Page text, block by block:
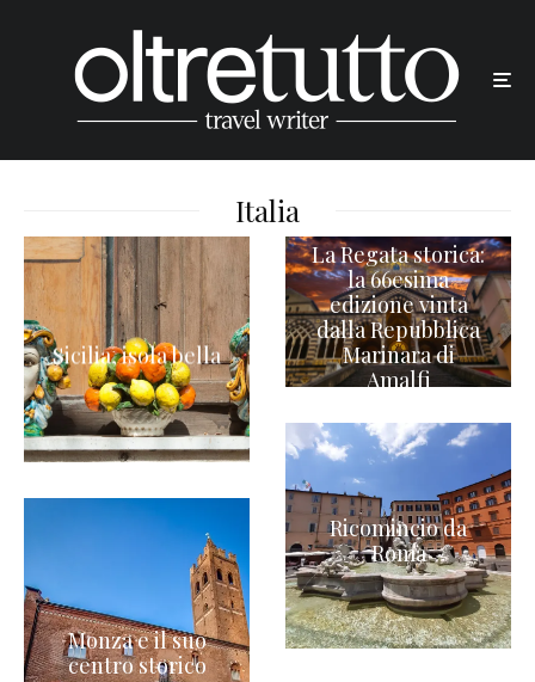
Italia
Sicilia, isola bella
Monza e il suo
centro storico
La Regata storica:
la 66esima
edizione vinta
dalla Repubblica
Marinara di
Amalfi
Ricomincio da
Roma